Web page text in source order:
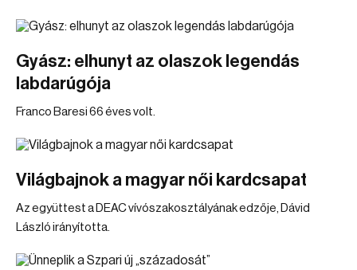
Gyász: elhunyt az olaszok legendás
labdarúgója
Franco Baresi 66 éves volt.
Világbajnok a magyar női kardcsapat
Az együttest a DEAC vívószakosztályának edzője, Dávid
László irányította.